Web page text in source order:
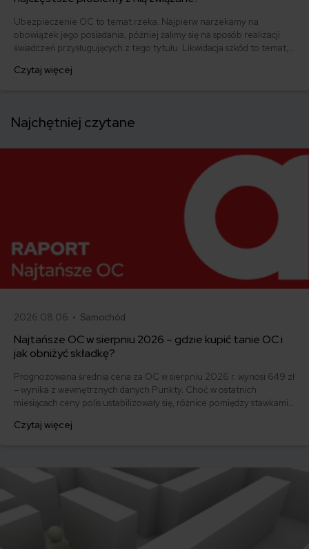
Ubezpieczenie OC to temat rzeka. Najpierw narzekamy na
obowiązek jego posiadania, później żalimy się na sposób realizacji
świadczeń przysługujących z tego tytułu. Likwidacja szkód to temat,
wiedzieć i jakie najczęściej problemy sprawia cały proces.
Czytaj więcej
Najchętniej czytane
2026.08.06 • Samochód
Najtańsze OC w sierpniu 2026 – gdzie kupić tanie OC i
jak obniżyć składkę?
Prognozowana średnia cena za OC w sierpniu 2026 r. wynosi 649 zł
– wynika z wewnętrznych danych Punkty. Choć w ostatnich
miesiącach ceny polis ustabilizowały się, różnice pomiędzy stawkami
500 zł, inni – powyżej 1500 zł. Gdzie znaleźć najtańsze OC w Polsce
Czytaj więcej